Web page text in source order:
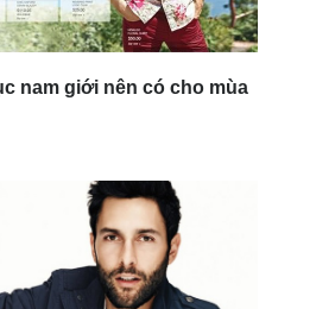
nam giới nên có cho mùa